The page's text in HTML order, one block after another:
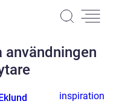
inspiration